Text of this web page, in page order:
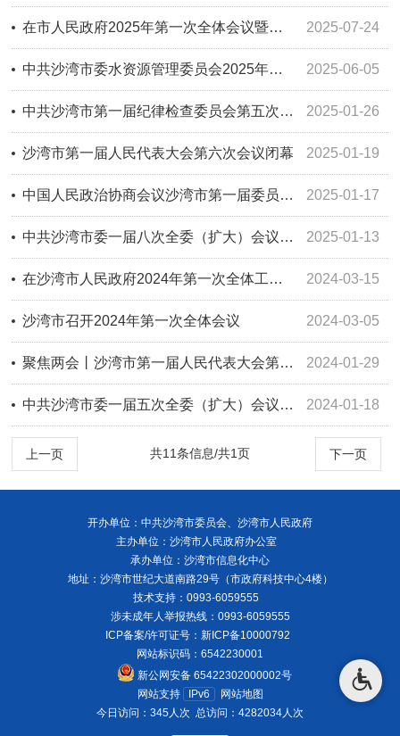
2025-07-24
在市人民政府2025年第一次全体会议暨廉政工作会议上的讲话
2025-06-05
中共沙湾市委水资源管理委员会2025年第一次全体会议召开
2025-01-26
中共沙湾市第一届纪律检查委员会第五次全体会议召开
2025-01-19
沙湾市第一届人民代表大会第六次会议闭幕
2025-01-17
中国人民政治协商会议沙湾市第一届委员会第五次会议开幕
2025-01-13
中共沙湾市委一届八次全委（扩大）会议召开
2024-03-15
在沙湾市人民政府2024年第一次全体工作会议上的讲话
2024-03-05
沙湾市召开2024年第一次全体会议
2024-01-29
聚焦两会丨沙湾市第一届人民代表大会第五次会议召开第二次全体会议
2024-01-18
中共沙湾市委一届五次全委（扩大）会议召开
上一页 下一页
共11条信息/共1页
开办单位：中共沙湾市委员会、沙湾市人民政府
主办单位：沙湾市人民政府办公室
承办单位：沙湾市信息化中心
地址：沙湾市世纪大道南路29号（市政府科技中心4楼）
技术支持：0993-6059555
涉未成年人举报热线：0993-6059555
ICP备案/许可证号： 新ICP备10000792
网站标识码：6542230001
新公网安备 65422302000002号
网站支持
IPv6
网站地图
今日访问：345人次 总访问：4282034人次